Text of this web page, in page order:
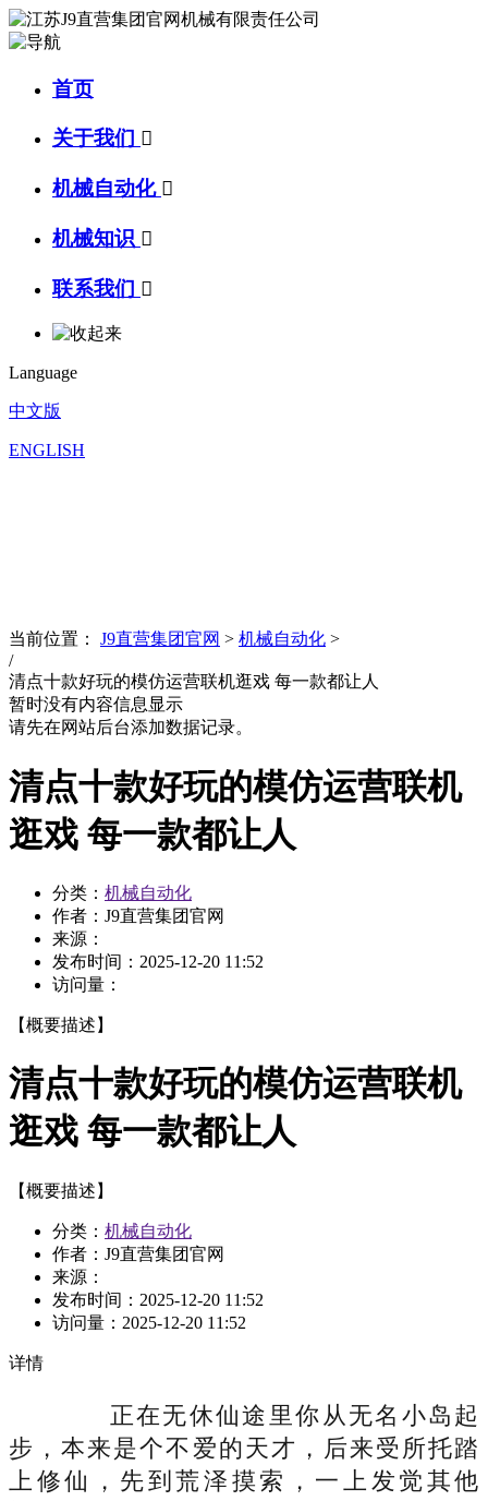
首页
关于我们 
机械自动化 
机械知识 
联系我们 
Language
中文版
ENGLISH
当前位置： J9直营集团官网 > 机械自动化 >
/
清点十款好玩的模仿运营联机逛戏 每一款都让人
暂时没有内容信息显示
请先在网站后台添加数据记录。
清点十款好玩的模仿运营联机
逛戏 每一款都让人
分类： 机械自动化
作者：J9直营集团官网
来源：
发布时间： 2025-12-20 11:52
访问量：
【概要描述】
清点十款好玩的模仿运营联机
逛戏 每一款都让人
【概要描述】
分类： 机械自动化
作者：J9直营集团官网
来源：
发布时间： 2025-12-20 11:52
访问量： 2025-12-20 11:52
详情
正在无休仙途里你从无名小岛起
步，本来是个不爱的天才，后来受所托踏
上修仙，先到荒泽摸索，一上发觉其他